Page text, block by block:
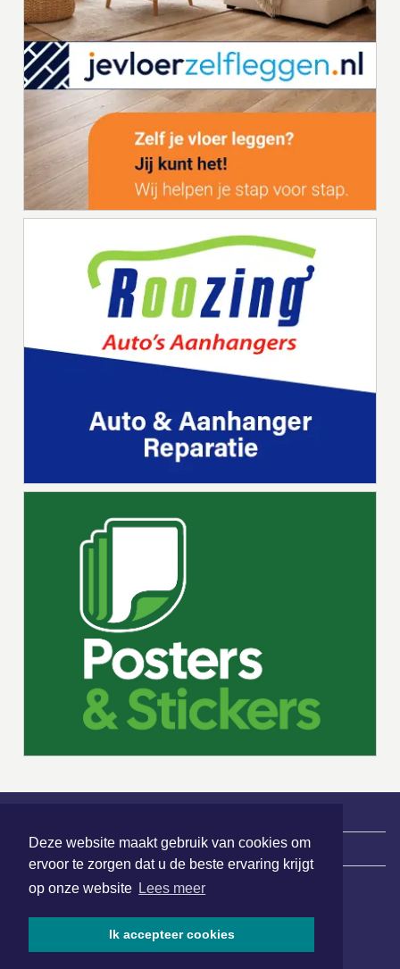
Deze website maakt gebruik van cookies om
ervoor te zorgen dat u de beste ervaring krijgt
op onze website Lees meer
Ik accepteer cookies
| Nieuws | Sport | Evenementen
Hoofdvestiging:
van Benthuizenlaan 1
1701 BZ Heerhugowaard